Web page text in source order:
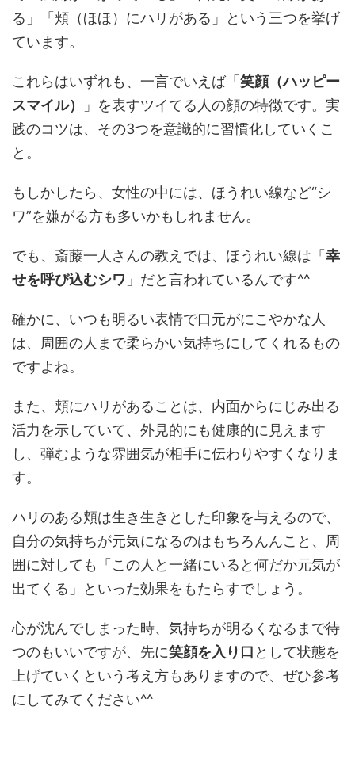
る」「頬（ほほ）にハリがある」という三つを挙げ
ています。
これらはいずれも、一言でいえば「 笑顔（ハッピー
スマイル）
」を表すツイてる人の顔の特徴です。実
践のコツは、その3つを意識的に習慣化していくこ
と。
もしかしたら、女性の中には、ほうれい線など“シ
ワ”を嫌がる方も多いかもしれません。
でも、斎藤一人さんの教えでは、ほうれい線は「 幸
せを呼び込むシワ 」だと言われているんです^^
確かに、いつも明るい表情で口元がにこやかな人
は、周囲の人まで柔らかい気持ちにしてくれるもの
ですよね。
また、頬にハリがあることは、内面からにじみ出る
活力を示していて、外見的にも健康的に見えます
し、弾むような雰囲気が相手に伝わりやすくなりま
す。
ハリのある頬は生き生きとした印象を与えるので、
自分の気持ちが元気になるのはもちろんんこと、周
囲に対しても「この人と一緒にいると何だか元気が
出てくる」といった効果をもたらすでしょう。
心が沈んでしまった時、気持ちが明るくなるまで待
つのもいいですが、先に笑顔を入り口 として状態を
上げていくという考え方もありますので、ぜひ参考
にしてみてください^^